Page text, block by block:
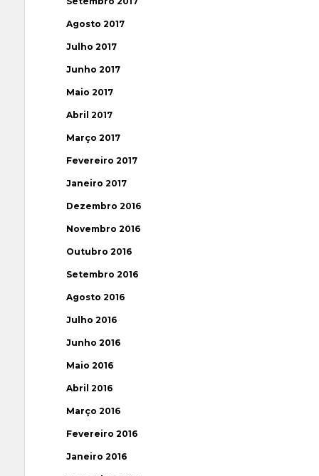
Agosto 2017
Julho 2017
Junho 2017
Maio 2017
Abril 2017
Março 2017
Fevereiro 2017
Janeiro 2017
Dezembro 2016
Novembro 2016
Outubro 2016
Setembro 2016
Agosto 2016
Julho 2016
Junho 2016
Maio 2016
Abril 2016
Março 2016
Fevereiro 2016
Janeiro 2016